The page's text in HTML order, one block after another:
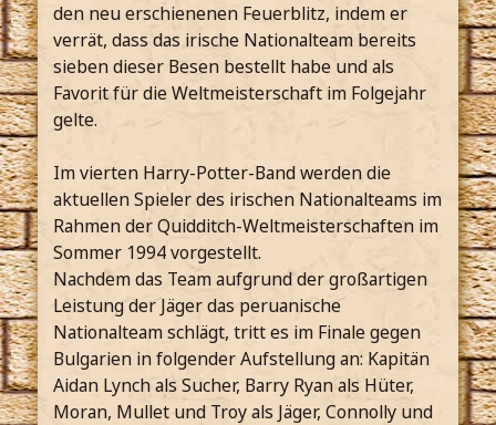
den neu erschienenen Feuerblitz, indem er
verrät, dass das irische Nationalteam bereits
sieben dieser Besen bestellt habe und als
Favorit für die Weltmeisterschaft im Folgejahr
gelte.
Im vierten Harry-Potter-Band werden die
aktuellen Spieler des irischen Nationalteams im
Rahmen der Quidditch-Weltmeisterschaften im
Sommer 1994 vorgestellt.
Nachdem das Team aufgrund der großartigen
Leistung der Jäger das peruanische
Nationalteam schlägt, tritt es im Finale gegen
Bulgarien in folgender Aufstellung an: Kapitän
Aidan Lynch als Sucher, Barry Ryan als Hüter,
Moran, Mullet und Troy als Jäger, Connolly und